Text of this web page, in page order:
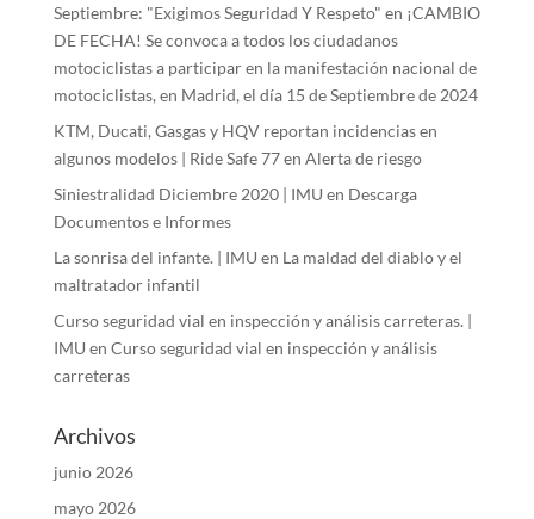
Septiembre: "Exigimos Seguridad Y Respeto" en ¡CAMBIO
DE FECHA! Se convoca a todos los ciudadanos
motociclistas a participar en la manifestación nacional de
motociclistas, en Madrid, el día 15 de Septiembre de 2024
KTM, Ducati, Gasgas y HQV reportan incidencias en
algunos modelos | Ride Safe 77en Alerta de riesgo
Siniestralidad Diciembre 2020 | IMU en Descarga
Documentos e Informes
La sonrisa del infante. | IMU en La maldad del diablo y el
maltratador infantil
Curso seguridad vial en inspección y análisis carreteras. |
IMU en Curso seguridad vial en inspección y análisis
carreteras
Archivos
junio 2026
mayo 2026